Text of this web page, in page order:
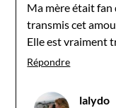
Ma mère était fan
transmis cet
Elle est vraiment
Répondre
lalydo